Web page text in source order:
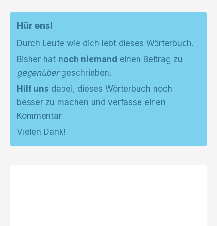
Hür ens!
Durch Leute wie dich lebt dieses Wörterbuch.
Bisher hat noch niemand einen Beitrag zu
gegenübergeschrieben.
Hilf uns dabei, dieses Wörterbuch noch
besser zu machen und verfasse einen
Kommentar.
Vielen Dank!